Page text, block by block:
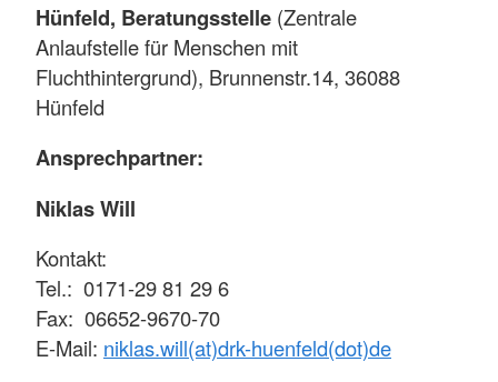
Hünfeld, Beratungsstelle (Zentrale
Anlaufstelle für Menschen mit
Fluchthintergrund), Brunnenstr.14, 36088
Hünfeld
Ansprechpartner:
Niklas Will
Kontakt:
Tel.: 0171-29 81 29 6
Fax: 06652-9670-70
E-Mail: niklas.will(at)drk-huenfeld(dot)de